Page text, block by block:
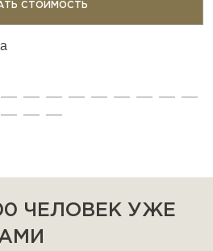
СТОИМОСТЬ
ЧЕЛОВЕК УЖЕ